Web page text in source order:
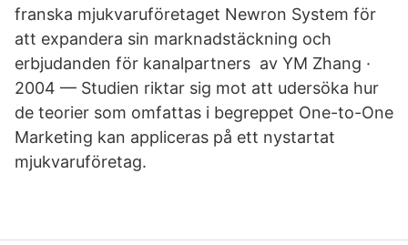
franska mjukvaruföretaget Newron System för
att expandera sin marknadstäckning och
erbjudanden för kanalpartners av YM Zhang ·
2004 — Studien riktar sig mot att udersöka hur
de teorier som omfattas i begreppet One-to-One
Marketing kan appliceras på ett nystartat
mjukvaruföretag.